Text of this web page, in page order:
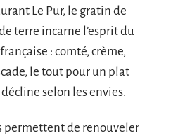
Le Pur, le gratin de
terre incarne l’esprit du
: comté, crème,
le tout pour un plat
selon les envies.
permettent de renouveler